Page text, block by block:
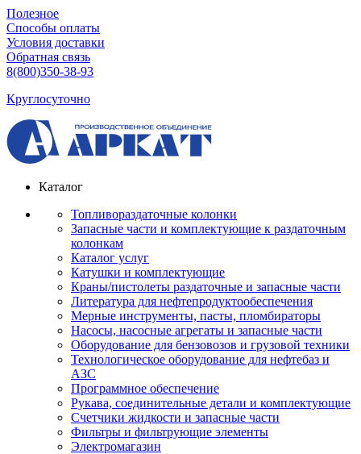
Полезное
Способы оплаты
Условия доставки
Обратная связь
8(800)350-38-93
Круглосуточно
Каталог
Топливораздаточные колонки
Запасные части и комплектующие к раздаточным
колонкам
Каталог услуг
Катушки и комплектующие
Краны/пистолеты раздаточные и запасные части
Литература для нефтепродуктообеспечения
Мерные инструменты, пасты, пломбираторы
Насосы, насосные агрегаты и запасные части
Оборудование для бензовозов и грузовой техники
Технологическое оборудование для нефтебаз и
АЗС
Программное обеспечение
Рукава, соединительные детали и комплектующие
Счетчики жидкости и запасные части
Фильтры и фильтрующие элементы
Электромагазин